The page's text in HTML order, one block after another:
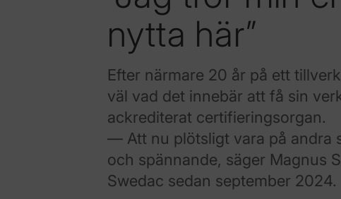
nytta här”
Efter närmare 20 år på ett
väl vad det innebär att få sin
ackrediterat certifieringsorgan.
— Att nu plötsligt vara på andra
och spännande, säger Magnus
Swedac sedan september 2024.